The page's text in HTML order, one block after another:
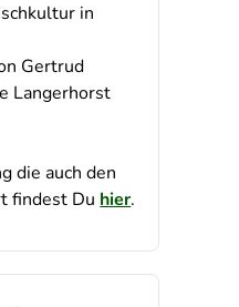
in
Gertrud
Langerhorst
die auch den
findest Du hier.